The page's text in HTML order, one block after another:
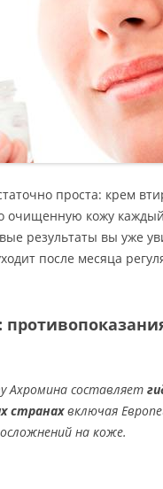
проста: крем
очищенную кожу
результаты вы уже
после месяца
Ахромина составляет
странахвключая
на коже.